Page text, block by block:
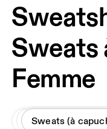
Sweats
Femme
AllVêtements
Sweats (à